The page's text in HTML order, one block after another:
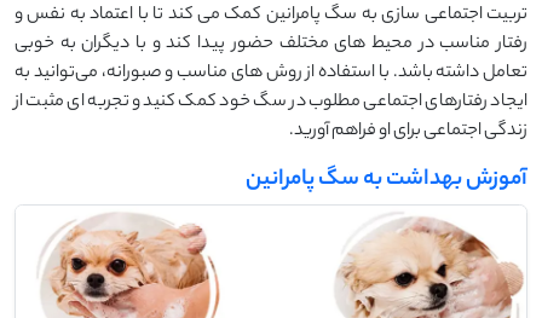
تربیت اجتماعی ‌سازی به سگ پامرانین کمک می ‌کند تا با اعتماد به نفس و
رفتار مناسب در محیط‌ های مختلف حضور پیدا کند و با دیگران به خوبی
تعامل داشته باشد. با استفاده از روش ‌های مناسب و صبورانه، می‌توانید به
ایجاد رفتارهای اجتماعی مطلوب در سگ خود کمک کنید و تجربه ‌ای مثبت از
زندگی اجتماعی برای او فراهم آورید.
آموزش بهداشت به سگ پامرانین